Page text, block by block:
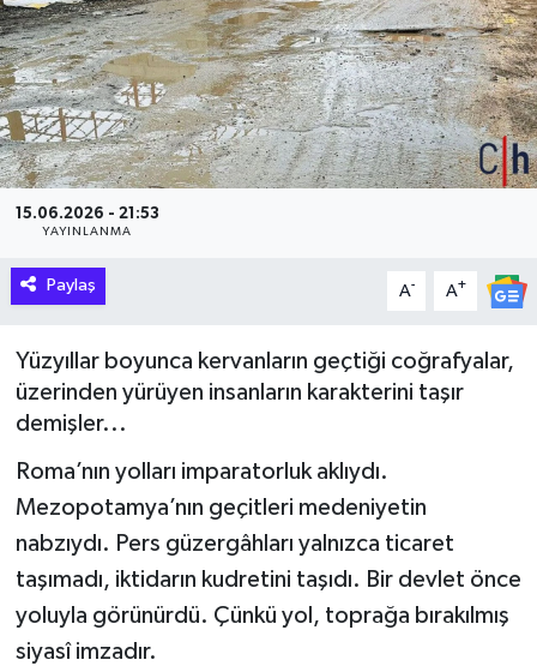
15.06.2026 - 21:53
YAYINLANMA
Paylaş A- A+
Yüzyıllar boyunca kervanların geçtiği coğrafyalar,
üzerinden yürüyen insanların karakterini taşır
demişler...
Roma’nın yolları imparatorluk aklıydı.
Mezopotamya’nın geçitleri medeniyetin
nabzıydı. Pers güzergâhları yalnızca ticaret
taşımadı, iktidarın kudretini taşıdı. Bir devlet önce
yoluyla görünürdü. Çünkü yol, toprağa bırakılmış
siyasî imzadır.
Hakkari Haber
İLGİNÇ HABERLER
KADIN
KÜLTÜR SANAT
MAGAZİN
MAKALE
POLİTİKA
REKLAM
SAĞLIK
SİYASET
SPOR